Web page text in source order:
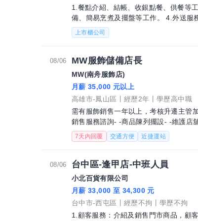
1.餐點介紹、結帳、收銀點餐、供餐等
備、簡易烹煮及擺盤等工作。 4.外送服
上市櫃公司
08/06 MW服飾儲備店長
MW(南舟服飾店)
月薪 35,000 元以上
高雄市-鳳山區
經歷2年
學歷高中職
需有服飾銷售一年以上，考核升遷主管加級，依照能
銷售服務諮詢- -商品陳列擺
7天內回覆 交通方便 近捷運站
08/06 台中區-逢甲店-中班人員
小北百貨有限公司
月薪 33,000 至 34,300 元
台中市-西屯區
經歷不拘
學歷不拘
1.顧客服務：介紹及銷售門市商品，顧